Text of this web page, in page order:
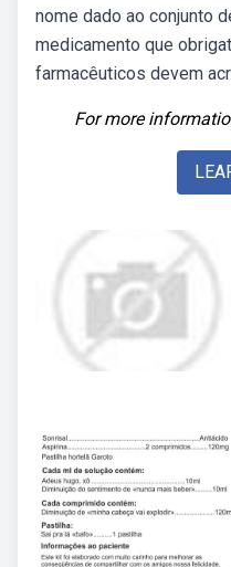
nome dado ao conjunto
medicamento que
farmacêuticos devem
For more